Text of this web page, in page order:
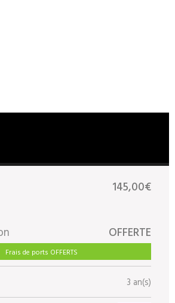
145,00€
OFFERTE
Frais de ports OFFERTS
3 an(s)